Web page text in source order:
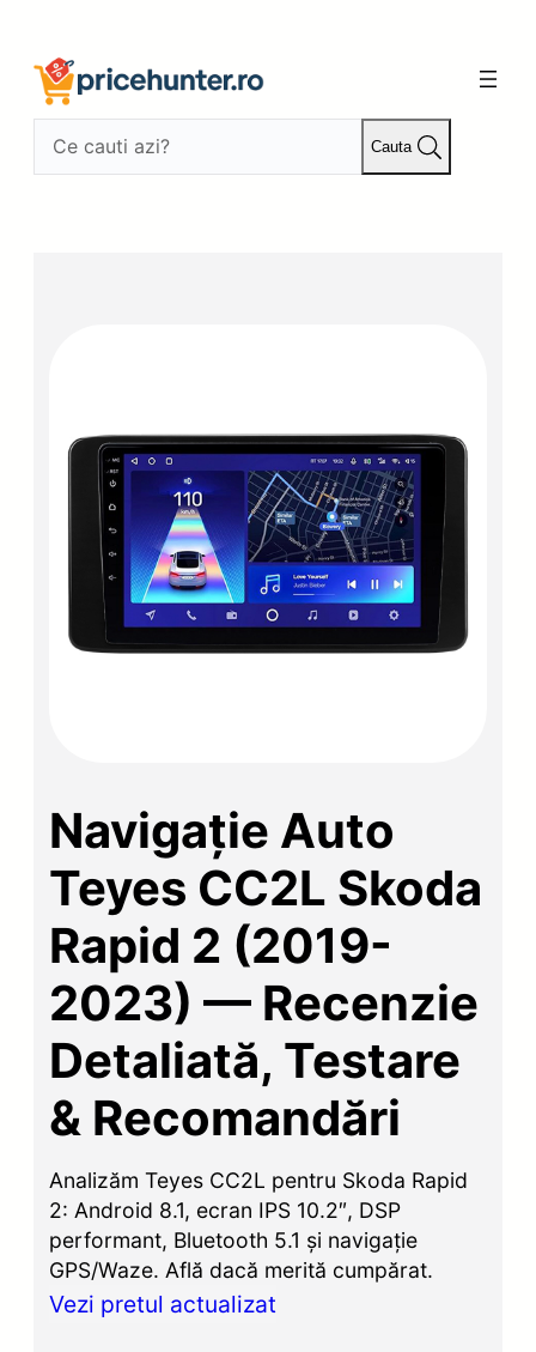
conținut
Cauta
Navigație Auto
Teyes CC2L Skoda
Rapid 2 (2019-
2023) — Recenzie
Detaliată, Testare
& Recomandări
Analizăm Teyes CC2L pentru Skoda Rapid
2: Android 8.1, ecran IPS 10.2″, DSP
performant, Bluetooth 5.1 și navigație
GPS/Waze. Află dacă merită cumpărat.
Vezi pretul actualizat